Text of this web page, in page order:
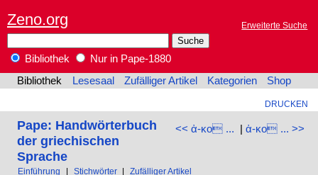
Zeno.org Erweiterte Suche
Bibliothek
Nur in Pape-1880
Bibliothek
Lesesaal Zufälliger Artikel Kategorien Shop
DRUCKEN
<< ἀ-κο ... | ἀ-κο ... >>
Pape: Handwörterbuch
der griechischen
Sprache
Einführung Stichwörter Zufälliger Artikel